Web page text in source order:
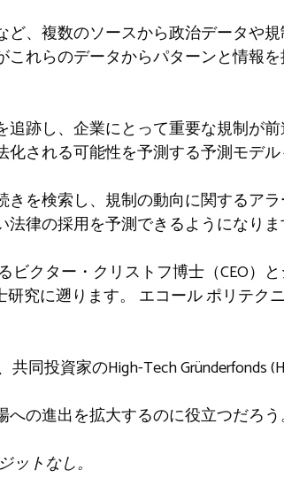
、複数のソースから政治データや
れらのデータからパターンと情報
跡し、企業にとって重要な規制が
される可能性を予測する予測モデル
を検索し、規制の動向に関するア
律の採用を予測できるようになりま
ビクター・クリストフ博士（CEO）
究に遡ります。 エコール ポリテク
同投資家のHigh-Tech Gründerfonds
の進出を拡大するのに役立つだろう
ットなし。